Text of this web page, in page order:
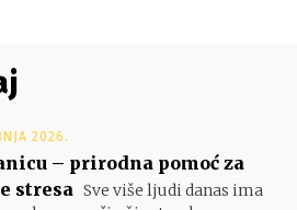
2026.
– prirodna pomoć za
stresa Sve više ljudi danas ima